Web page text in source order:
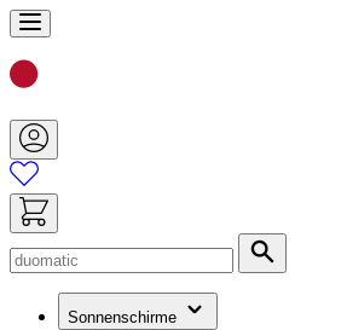
Zum
Inhalt
springen
Sonnenschirme
(hat